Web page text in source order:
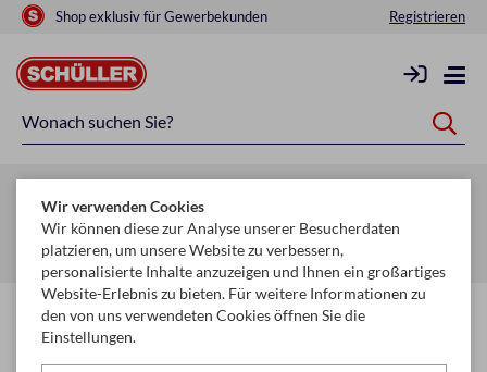
Shop exklusiv für Gewerbekunden Registrieren
Startseite Glückwunschkarten & Papeterie
Geschenktaschen
Geschenktaschen Exclusiv
Wir verwenden Cookies
Wir können diese zur Analyse unserer Besucherdaten
platzieren, um unsere Website zu verbessern,
personalisierte Inhalte anzuzeigen und Ihnen ein großartiges
Website-Erlebnis zu bieten. Für weitere Informationen zu
den von uns verwendeten Cookies öffnen Sie die
Einstellungen.